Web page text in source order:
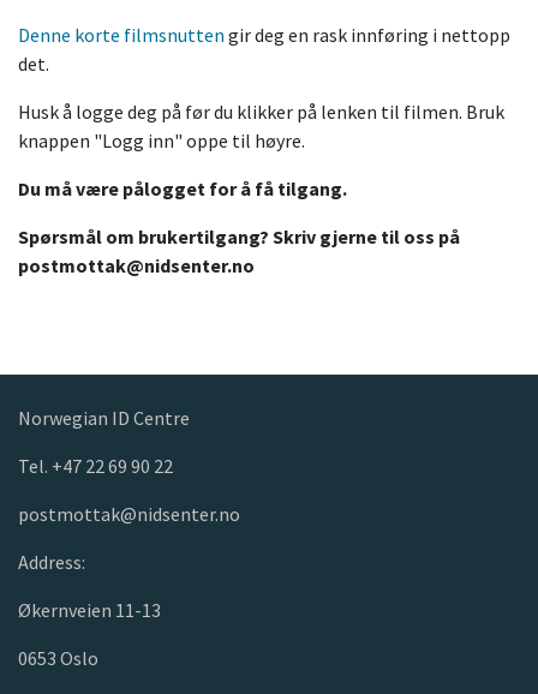
Denne korte filmsnutten gir deg en rask innføring i nettopp
det.
Husk å logge deg på før du klikker på lenken til filmen. Bruk
knappen "Logg inn" oppe til høyre.
Du må være pålogget for å få tilgang.
Spørsmål om brukertilgang? Skriv gjerne til oss på
postmottak@nidsenter.no
Norwegian ID Centre
Tel. +47 22 69 90 22
postmottak@nidsenter.no
Address:
Økernveien 11-13
0653 Oslo